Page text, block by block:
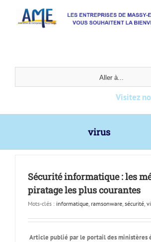
contenu
Aller à...
Visitez nos
virus
Sécurité informatique : les
piratage les plus courantes
Mots-clés : informatique, ramsonware, sécurité,
Article publié par le portail des ministères